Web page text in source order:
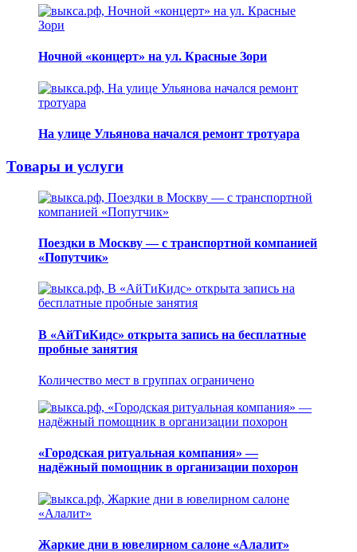
Ночной «концерт» на ул. Красные Зори
На улице Ульянова начался ремонт тротуара
Товары и услуги
Поездки в Москву — с транспортной компанией
«Попутчик»
В «АйТиКидс» открыта запись на бесплатные
пробные занятия
Количество мест в группах ограничено
«Городская ритуальная компания» —
надёжный помощник в организации похорон
Жаркие дни в ювелирном салоне «Алалит»